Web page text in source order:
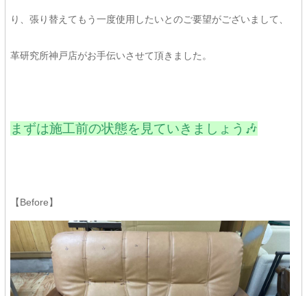
り、張り替えてもう一度使用したいとのご要望がございまして、
革研究所神戸店がお手伝いさせて頂きました。
まずは施工前の状態を見ていきましょう🎶
【Before】